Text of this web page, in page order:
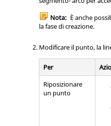
Nota: È anche
la fase di creazione.
Modificare il punto, la
Per
Riposizionare
un punto